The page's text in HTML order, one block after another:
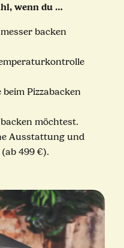
wenn du …
backen
Pizzabacken
möchtest.
Ausstattung und
499 €).